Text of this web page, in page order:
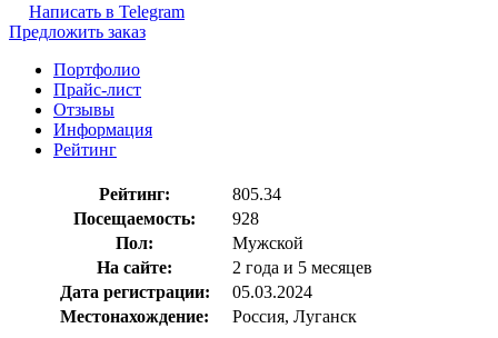
Написать в Telegram
Предложить заказ
Портфолио
Прайс-лист
Отзывы
Информация
Рейтинг
Рейтинг:
805.34
Посещаемость:
928
Пол:
Мужской
На сайте:
2 года и 5 месяцев
Дата регистрации:
05.03.2024
Местонахождение:
Россия, Луганск